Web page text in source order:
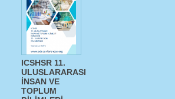
ICSHSR 11.
ULUSLARARASI
İNSAN VE
TOPLUM